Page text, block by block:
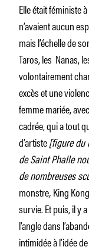
Elle était féministe
n’avaient aucun
mais l’échelle de
Taros, les Nanas,
volontairement
excès et une
femme mariée,
cadrée, qui a tout
d’artiste[figure du
de Saint Phalle
de nombreuses
monstre,King Kong
survie. Et puis, il y
l’angle dans
intimidée à l’idée